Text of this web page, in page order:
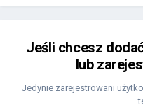
Jeśli chcesz
lub
Jedynie zarejestrowani